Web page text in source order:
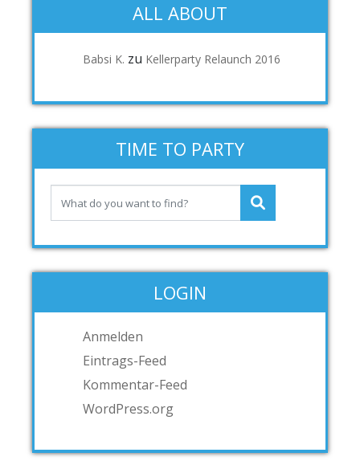
ALL ABOUT
Babsi K. zu Kellerparty Relaunch 2016
TIME TO PARTY
LOGIN
Anmelden
Eintrags-Feed
Kommentar-Feed
WordPress.org